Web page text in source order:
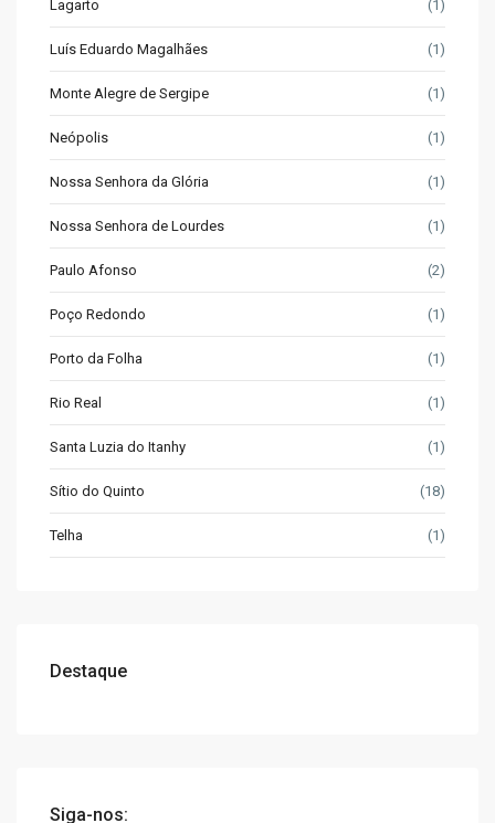
Lagarto (1)
Luís Eduardo Magalhães (1)
Monte Alegre de Sergipe (1)
Neópolis (1)
Nossa Senhora da Glória (1)
Nossa Senhora de Lourdes (1)
Paulo Afonso (2)
Poço Redondo (1)
Porto da Folha (1)
Rio Real (1)
Santa Luzia do Itanhy (1)
Sítio do Quinto (18)
Telha (1)
Destaque
Siga-nos: